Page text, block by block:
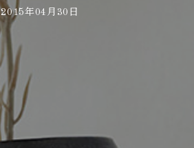
2015年04月30日